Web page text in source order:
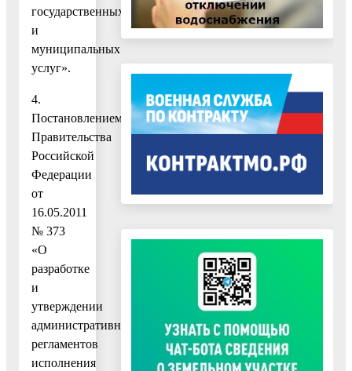
государственных
и
муниципальных
услуг».
4.
Постановлением
Правительства
Российской
Федерации
от
16.05.2011
№ 373
«О
разработке
и
утверждении
административных
регламентов
исполнения